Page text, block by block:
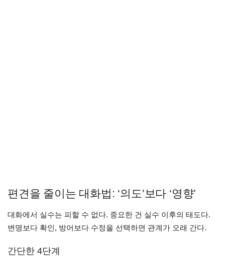
편견을 줄이는 대화법: ‘의도’보다 ‘영향’
대화에서 실수는 피할 수 없다. 중요한 건 실수 이후의 태도다.
변명보다 확인, 방어보다 수정을 선택하면 관계가 오래 간다.
간단한 4단계